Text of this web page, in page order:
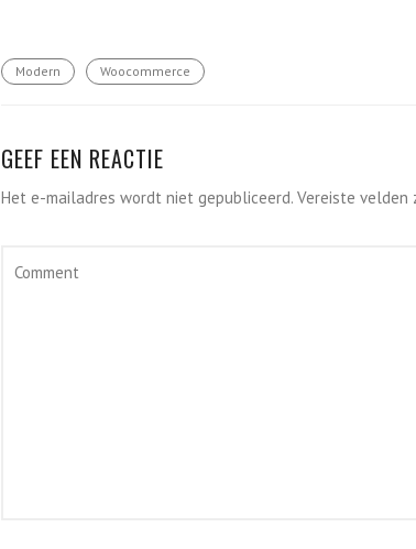
Modern Woocommerce
GEEF EEN REACTIE
Het e-mailadres wordt niet gepubliceerd. Vereiste velden